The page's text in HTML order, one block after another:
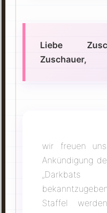
Liebe
Zuschauer,
wir freuen
Ankündigung
Staffel